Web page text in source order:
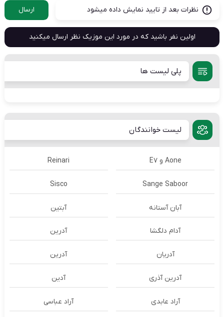
نظرات بعد از تایید نمایش داده میشود ارسال
اولین نفر باشید که در مورد این موزیک نظر ارسال میکنید
پلی لیست ها
لیست خوانندگان
Aone و E7 Reinari
Sange Saboor
Sisco
آبان آستانه آبتین
آدام دلگشا آدرين
آدریان آدرین
آدرین آذری آدین
آراد عابدی آراد عباسی